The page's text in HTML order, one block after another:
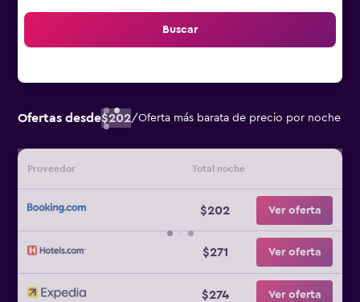
Buscar
Ofertas desde$202/Oferta más barata de precio por noche
Proveedor Total noche
$202 Ver oferta
$271 Ver oferta
$274 Ver oferta